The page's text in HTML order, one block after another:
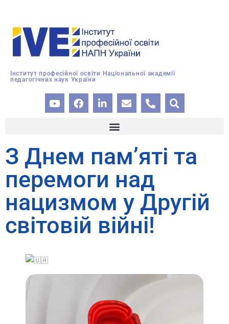
Інститут професійної освіти Національної академії
педагогічних наук України
З Днем пам’яті та
перемоги над
нацизмом у Другій
світовій війні!